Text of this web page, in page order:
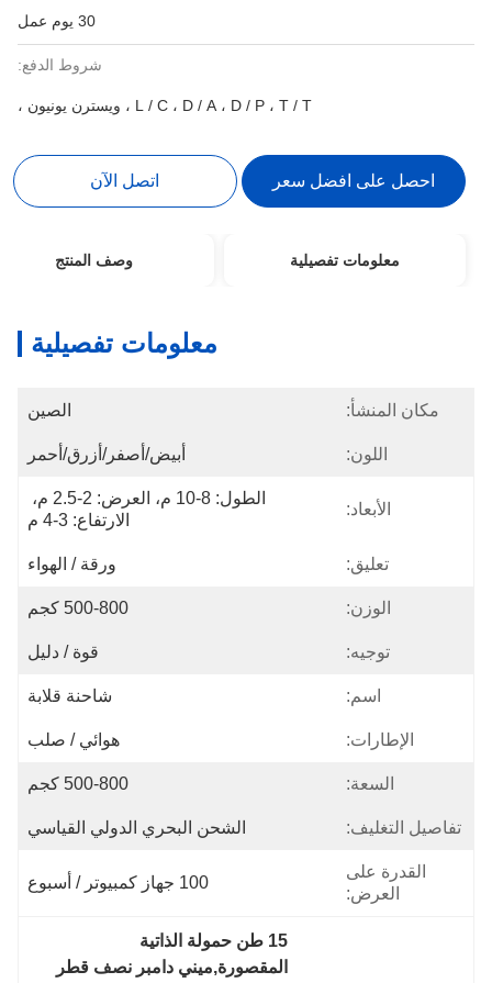
30 يوم عمل
شروط الدفع:
L / C ، D / A ، D / P ، T / T ، ويسترن يونيون ،
احصل على افضل سعر اتصل الآن
معلومات تفصيلية وصف المنتج
معلومات تفصيلية
مكان المنشأ: الصين
اللون: أبيض/أصفر/أزرق/أحمر
الأبعاد:
الطول: 8-10 م، العرض: 2-2.5 م،
الارتفاع: 3-4 م
تعليق: ورقة / الهواء
الوزن: 500-800 كجم
توجيه: قوة / دليل
اسم: شاحنة قلابة
الإطارات: هوائي / صلب
السعة: 500-800 كجم
تفاصيل التغليف: الشحن البحري الدولي القياسي
القدرة على
العرض:
100 جهاز كمبيوتر / أسبوع
15 طن حمولة الذاتية
المقصورة,ميني دامبر نصف قطر